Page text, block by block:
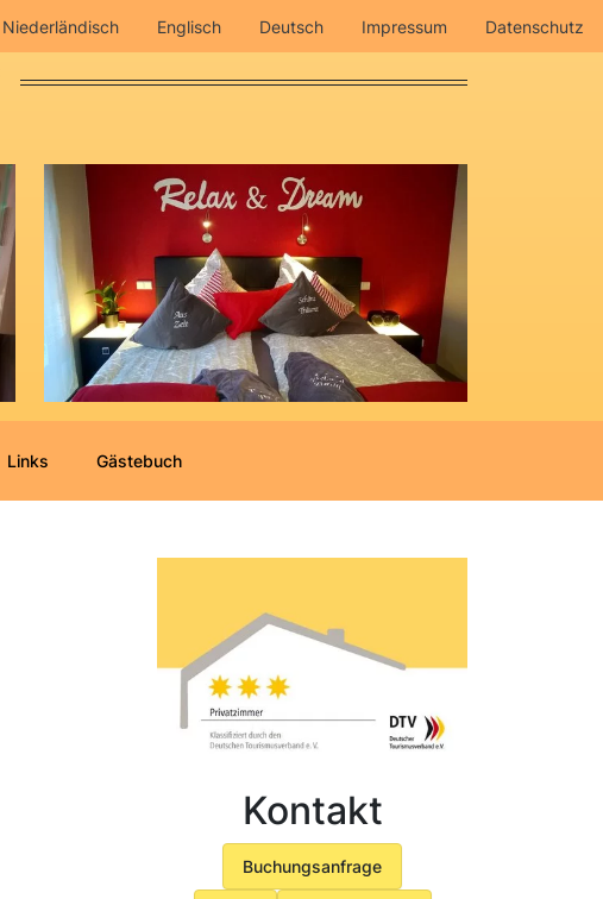
Niederländisch Englisch Deutsch Impressum Datenschutz
Links Gästebuch
Kontakt
Buchungsanfrage